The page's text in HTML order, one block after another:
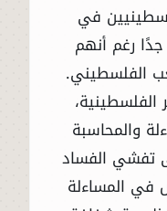
في
رغم أنهم
والمحاسبة
تفشي الفساد
في المساءلة